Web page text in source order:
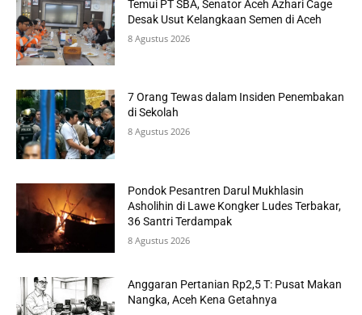
Temui PT SBA, Senator Aceh Azhari Cage
Desak Usut Kelangkaan Semen di Aceh
8 Agustus 2026
7 Orang Tewas dalam Insiden Penembakan
di Sekolah
8 Agustus 2026
Pondok Pesantren Darul Mukhlasin
Asholihin di Lawe Kongker Ludes Terbakar,
36 Santri Terdampak
8 Agustus 2026
Anggaran Pertanian Rp2,5 T: Pusat Makan
Nangka, Aceh Kena Getahnya